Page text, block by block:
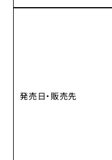
発売日・販売先